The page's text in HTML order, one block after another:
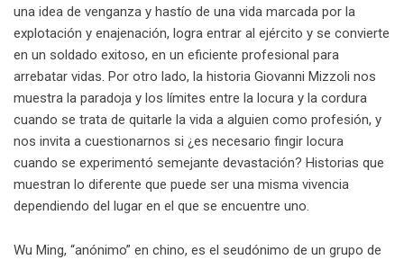
una idea de venganza y hastío de una vida marcada por la
explotación y enajenación, logra entrar al ejército y se convierte
en un soldado exitoso, en un eficiente profesional para
arrebatar vidas. Por otro lado, la historia Giovanni Mizzoli nos
muestra la paradoja y los límites entre la locura y la cordura
cuando se trata de quitarle la vida a alguien como profesión, y
nos invita a cuestionarnos si ¿es necesario fingir locura
cuando se experimentó semejante devastación? Historias que
muestran lo diferente que puede ser una misma vivencia
dependiendo del lugar en el que se encuentre uno.
Wu Ming, “anónimo” en chino, es el seudónimo de un grupo de